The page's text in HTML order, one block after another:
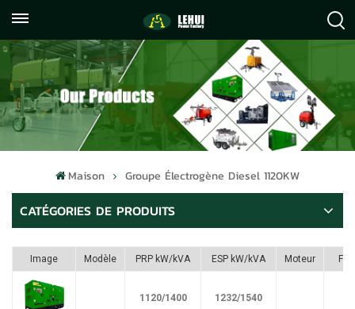
059122071372
info@lehuipowerfactory.com
Maison Groupe Électrogène Diesel 1120KW
CATÉGORIES DE PRODUITS
Image Modèle PRP kW/kVA ESP kW/kVA Moteur
1120/1400 1232/1540